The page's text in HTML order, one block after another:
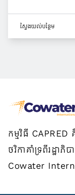
ស្វែង​យល់​បន្ថែម
កម្មវិធី CAPRED
ថវិកាគាំទ្រពីរដ្ឋ
Cowater